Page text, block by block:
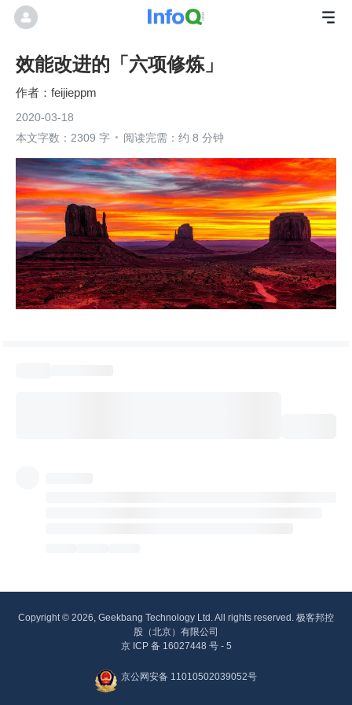
效能改进的「六项修炼」
feijieppm
2020-03-18
本文字数：2309 字
阅读完需：约 8 分钟
Copyright © 2026, Geekbang Technology Ltd. All rights reserved. 极客邦控
股（北京）有限公司
京 ICP 备 16027448 号 - 5
京公网安备 11010502039052号